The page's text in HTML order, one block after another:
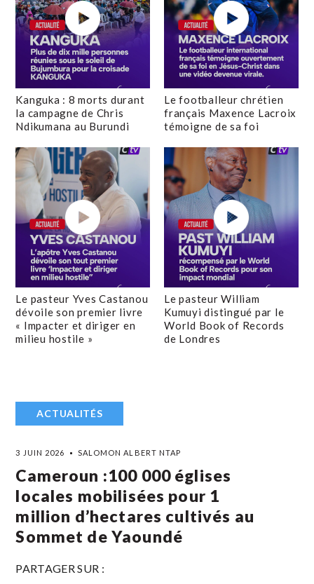
Kanguka : 8 morts durant
la campagne de Chris
Ndikumana au Burundi
Le footballeur chrétien
français Maxence Lacroix
témoigne de sa foi
Le pasteur Yves Castanou
dévoile son premier livre
« Impacter et diriger en
milieu hostile »
Le pasteur William
Kumuyi distingué par le
World Book of Records
de Londres
ACTUALITÉS
3 JUIN 2026 SALOMON ALBERT NTAP
Cameroun :100 000 églises
locales mobilisées pour 1
million d’hectares cultivés au
Sommet de Yaoundé
PARTAGER SUR :